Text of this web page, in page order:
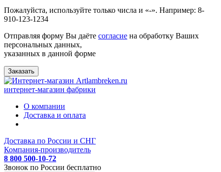
Пожалуйста, используйте только числа и «-». Например: 8-
910-123-1234
Отправляя форму Вы даёте согласие на обработку Ваших
персональных данных,
указанных в данной форме
Заказать
интернет-магазин фабрики
О компании
Доставка и оплата
Доставка по России и СНГ
Компания-производитель
8 800 500-10-72
Звонок по России бесплатно